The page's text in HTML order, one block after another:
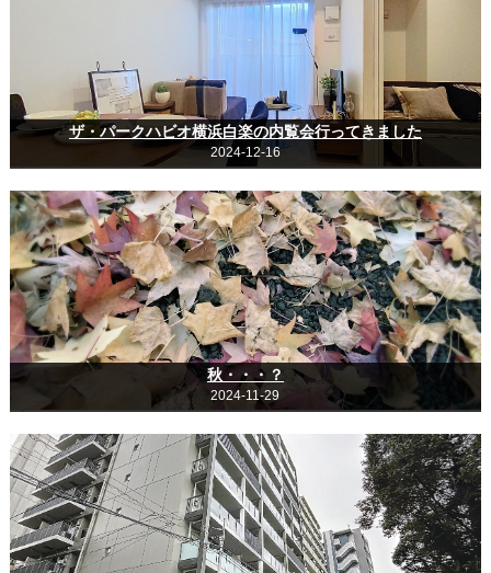
ザ・パークハビオ横浜白楽の内覧会行ってきました
2024-12-16
秋・・・？
2024-11-29